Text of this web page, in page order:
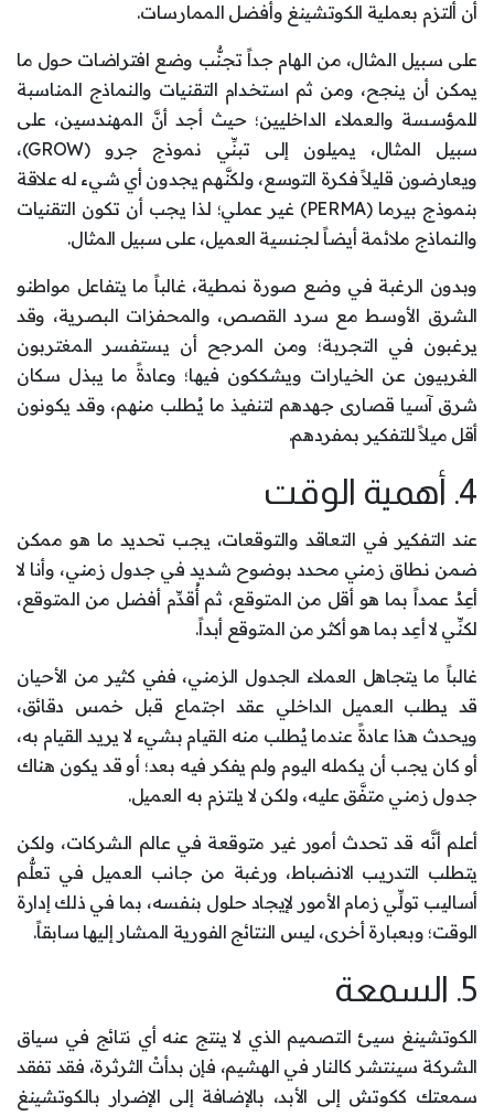
أن ألتزم بعملية الكوتشينغ وأفضل الممارسات.
على سبيل المثال، من الهام جداً تجنُّب وضع افتراضات حول ما
يمكن أن ينجح، ومن ثم استخدام التقنيات والنماذج المناسبة
للمؤسسة والعملاء الداخليين؛ حيث أجد أنَّ المهندسين، على
سبيل المثال، يميلون إلى تبنِّي نموذج جرو (GROW)،
ويعارضون قليلاً فكرة التوسع، ولكنَّهم يجدون أي شيء له علاقة
بنموذج بيرما (PERMA) غير عملي؛ لذا يجب أن تكون التقنيات
والنماذج ملائمة أيضاً لجنسية العميل، على سبيل المثال.
وبدون الرغبة في وضع صورة نمطية، غالباً ما يتفاعل مواطنو
الشرق الأوسط مع سرد القصص، والمحفزات البصرية، وقد
يرغبون في التجربة؛ ومن المرجح أن يستفسر المغتربون
الغربيون عن الخيارات ويشككون فيها؛ وعادةً ما يبذل سكان
شرق آسيا قصارى جهدهم لتنفيذ ما يُطلب منهم، وقد يكونون
أقل ميلاً للتفكير بمفردهم.
4. أهمية الوقت
عند التفكير في التعاقد والتوقعات، يجب تحديد ما هو ممكن
ضمن نطاق زمني محدد بوضوح شديد في جدول زمني، وأنا لا
أعِدُ عمداً بما هو أقل من المتوقع، ثم أُقدِّم أفضل من المتوقع،
لكنِّي لا أعِد بما هو أكثر من المتوقع أبداً.
غالباً ما يتجاهل العملاء الجدول الزمني، ففي كثير من الأحيان
قد يطلب العميل الداخلي عقد اجتماع قبل خمس دقائق،
ويحدث هذا عادةً عندما يُطلب منه القيام بشيء لا يريد القيام به،
أو كان يجب أن يكمله اليوم ولم يفكر فيه بعد؛ أو قد يكون هناك
جدول زمني متفَّق عليه، ولكن لا يلتزم به العميل.
أعلم أنَّه قد تحدث أمور غير متوقعة في عالم الشركات، ولكن
يتطلب التدريب الانضباط، ورغبة من جانب العميل في تعلُّم
أساليب تولِّي زمام الأمور لإيجاد حلول بنفسه، بما في ذلك إدارة
الوقت؛ وبعبارة أخرى، ليس النتائج الفورية المشار إليها سابقاً.
5. السمعة
الكوتشينغ سيئ التصميم الذي لا ينتج عنه أي نتائج في سياق
الشركة سينتشر كالنار في الهشيم، فإن بدأتْ الثرثرة، فقد تفقد
سمعتك ككوتش إلى الأبد، بالإضافة إلى الإضرار بالكوتشينغ